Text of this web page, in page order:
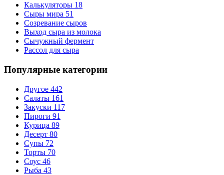
Калькуляторы 18
Сыры мира 51
Созревание сыров
Выход сыра из молока
Сычужный фермент
Рассол для сыра
Популярные категории
Другое 442
Салаты 161
Закуски 117
Пироги 91
Курица 89
Десерт 80
Супы 72
Торты 70
Соус 46
Рыба 43